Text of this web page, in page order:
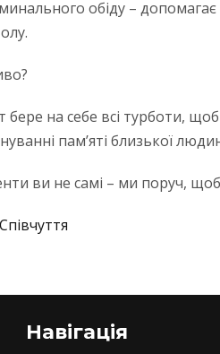
обіду –
бере на себе всі турботи,
пам’яті близької
ви не самі – ми поруч,
Навігація